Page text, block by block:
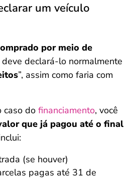
um veículo
por meio de
deve declará-lo normalmente
”, assim como faria com
caso do financiamento, você
que já pagou até o final
(se houver)
pagas até 31 de